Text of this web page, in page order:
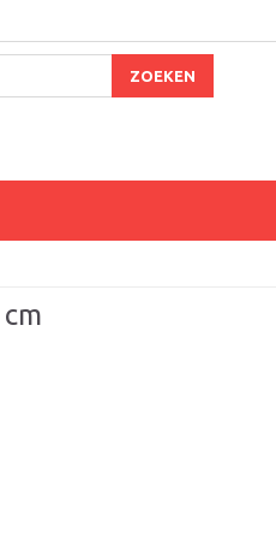
ZOEKEN